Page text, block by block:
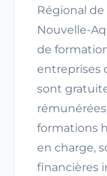
Régional
Nouvelle-
de
entreprises
sont
formations
en charge,
financières